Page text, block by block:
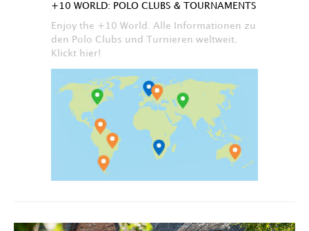
+10 WORLD: POLO CLUBS & TOURNAMENTS
Enjoy the +10 World. Alle Informationen zu
den Polo Clubs und Turnieren weltweit.
Klickt hier!